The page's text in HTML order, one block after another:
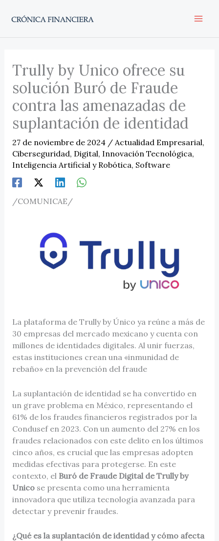
Trully by Unico ofrece su
solución Buró de Fraude
contra las amenazadas de
suplantación de identidad
27 de noviembre de 2024 / Actualidad Empresarial,
Ciberseguridad, Digital, Innovación Tecnológica,
Inteligencia Artificial y Robótica, Software
/COMUNICAE/
La plataforma de Trully by Único ya reúne a más de
30 empresas del mercado mexicano y cuenta con
millones de identidades digitales. Al unir fuerzas,
estas instituciones crean una «inmunidad de
rebaño» en la prevención del fraude
La suplantación de identidad se ha convertido en
un grave problema en México, representando el
61% de los fraudes financieros registrados por la
Condusef en 2023. Con un aumento del 27% en los
fraudes relacionados con este delito en los últimos
cinco años, es crucial que las empresas adopten
medidas efectivas para protegerse. En este
contexto, el Buró de Fraude Digital de Trully by
Unicose presenta como una herramienta
innovadora que utiliza tecnología avanzada para
detectar y prevenir fraudes.
¿Qué es la suplantación de identidad y cómo afecta